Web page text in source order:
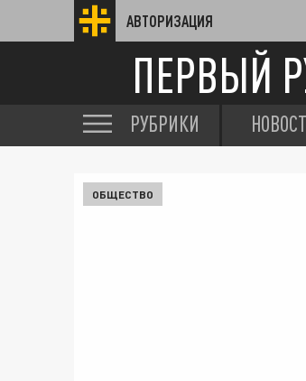
АВТОРИЗАЦИЯ
ПЕРВЫЙ
РУБРИКИ
ОБЩЕСТВО